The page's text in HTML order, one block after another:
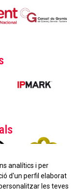
analítics i per
d'un perfil elaborat
les teves